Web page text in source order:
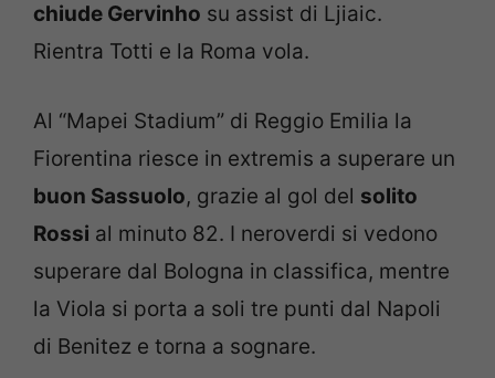
chiude Gervinho su assist di Ljiaic.
Rientra Totti e la Roma vola.
Al “Mapei Stadium” di Reggio Emilia la
Fiorentina riesce in extremis a superare un
buon Sassuolo, grazie al gol del solito
Rossi al minuto 82. I neroverdi si vedono
superare dal Bologna in classifica, mentre
la Viola si porta a soli tre punti dal Napoli
di Benitez e torna a sognare.